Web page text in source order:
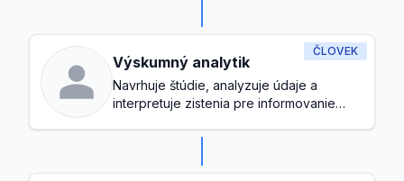
ČLOVEK
Výskumný analytik
Navrhuje štúdie, analyzuje údaje a
interpretuje zistenia pre informovanie